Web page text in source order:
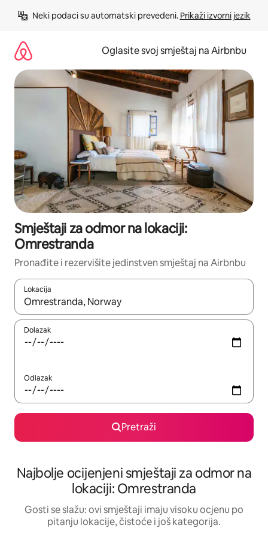
Neki podaci su automatski prevedeni. Prikaži izvorni jezik
Oglasite svoj smještaj na Airbnbu
Smještaji za odmor na lokaciji:
Omrestranda
Pronađite i rezervišite jedinstven smještaj na Airbnbu
Lokacija
Kad rezultati budu dostupni, krećite se gore i dolje pomoću
Dolazak
Odlazak
Pretraži
Najbolje ocijenjeni smještaji za odmor na
lokaciji: Omrestranda
Gosti se slažu: ovi smještaji imaju visoku ocjenu po
pitanju lokacije, čistoće i još kategorija.